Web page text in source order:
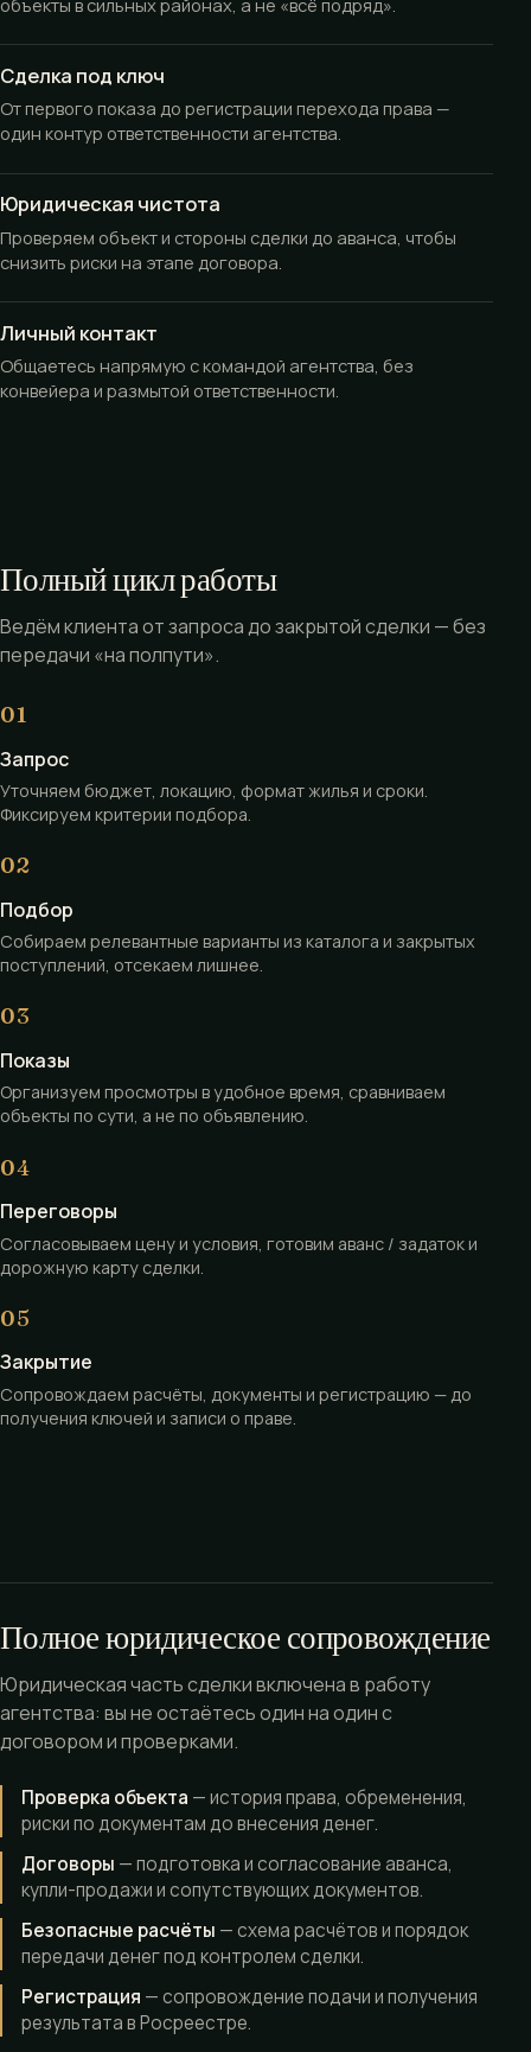
Сделка под ключ
От первого показа до регистрации перехода права —
один контур ответственности агентства.
Юридическая чистота
Проверяем объект и стороны сделки до аванса, чтобы
снизить риски на этапе договора.
Личный контакт
Общаетесь напрямую с командой агентства, без
конвейера и размытой ответственности.
Полный цикл работы
Ведём клиента от запроса до закрытой сделки — без
передачи «на полпути».
Запрос
Уточняем бюджет, локацию, формат жилья и сроки.
Фиксируем критерии подбора.
Подбор
Собираем релевантные варианты из каталога и закрытых
поступлений, отсекаем лишнее.
Показы
Организуем просмотры в удобное время, сравниваем
объекты по сути, а не по объявлению.
Переговоры
Согласовываем цену и условия, готовим аванс / задаток и
дорожную карту сделки.
Закрытие
Сопровождаем расчёты, документы и регистрацию — до
получения ключей и записи о праве.
Полное юридическое сопровождение
Юридическая часть сделки включена в работу
агентства: вы не остаётесь один на один с
договором и проверками.
Проверка объекта — история права, обременения,
риски по документам до внесения денег.
Договоры — подготовка и согласование аванса,
купли-продажи и сопутствующих документов.
Безопасные расчёты — схема расчётов и порядок
передачи денег под контролем сделки.
Регистрация — сопровождение подачи и получения
результата в Росреестре.